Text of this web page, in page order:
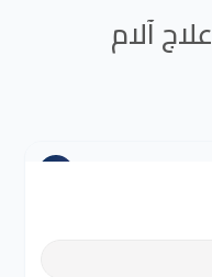
علاج آلام